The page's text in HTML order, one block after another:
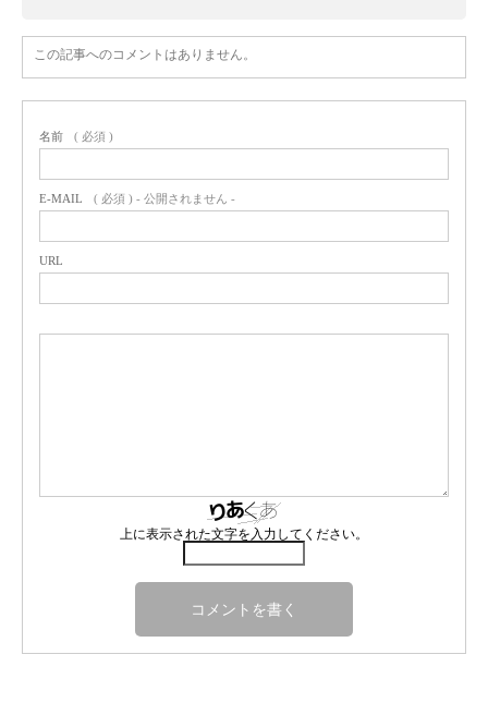
この記事へのコメントはありません。
名前 ( 必須 )
E-MAIL ( 必須 ) - 公開されません -
URL
上に表示された文字を入力してください。